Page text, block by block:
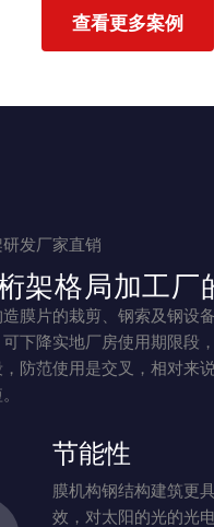
查看更多案例
发厂家直销
架格局加工厂
膜片的栽剪、钢索及钢设
下降实地厂房使用期限段
，防范使用是交叉，相对来
节能性
膜机构钢结构建筑更
效，对太阳的光的光